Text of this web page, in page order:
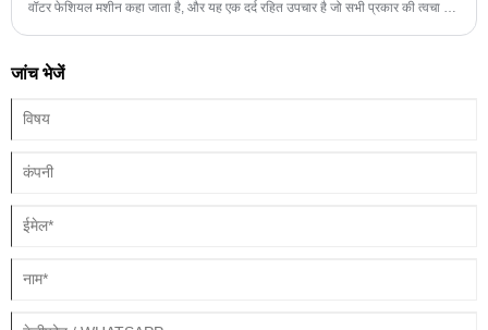
वॉटर फेशियल मशीन कहा जाता है, और यह एक दर्द रहित उपचार है जो सभी प्रकार की त्वचा के
जांच भेजें